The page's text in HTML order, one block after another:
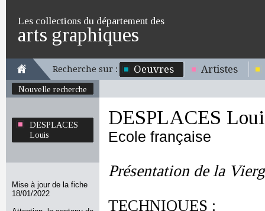
Les collections du département des
arts graphiques
Recherche sur : Oeuvres Artistes
Nouvelle recherche
DESPLACES
Louis
Mise à jour de la fiche
18/01/2022
DESPLACES
Ecole française
Présentation de la
TECHNIQUES :